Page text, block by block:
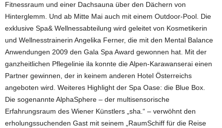
Fitnessraum und einer Dachsauna über den Dächern von
Hinterglemm. Und ab Mitte Mai auch mit einem Outdoor-Pool. Die
exklusive Spa& Wellnessabteilung wird geleitet von Kosmetikerin
und Wellnesstrainerin Angelika Ferner, die mit den Mental Balance
Anwendungen 2009 den Gala Spa Award gewonnen hat. Mit der
ganzheitlichen Pflegelinie ila konnte die Alpen-Karawanserai einen
Partner gewinnen, der in keinem anderen Hotel Österreichs
angeboten wird. Weiteres Highlight der Spa Oase: die Blue Box.
Die sogenannte AlphaSphere – der multisensorische
Erfahrungsraum des Wiener Künstlers „sha.“ – verwöhnt den
erholungssuchenden Gast mit seinem „RaumSchiff für die Reise